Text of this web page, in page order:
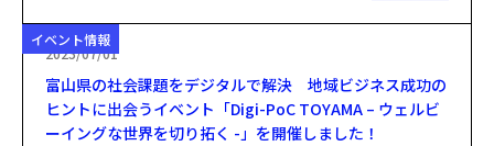
イベント情報
2023/07/01
富山県の社会課題をデジタルで解決 地域ビジネス成功の
ヒントに出会うイベント「Digi-PoC TOYAMA – ウェルビ
ーイングな世界を切り拓く -」を開催しました！